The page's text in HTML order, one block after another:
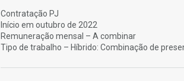
Contratação PJ
Início em outubro de 2022
Remuneração mensal – A combinar
Tipo de trabalho – Híbrido: Combinação de